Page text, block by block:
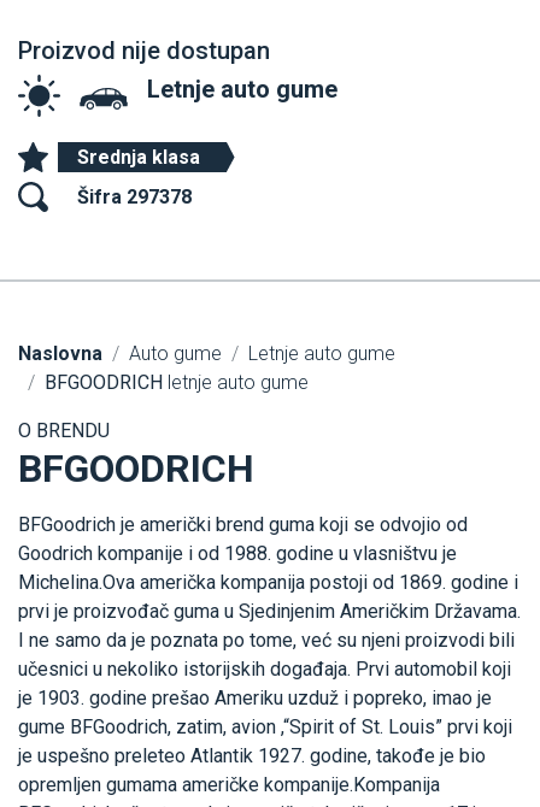
Proizvod nije dostupan
Letnje auto gume
Srednja klasa
Šifra 297378
Naslovna Auto gume
Letnje auto gume
BFGOODRICH letnje auto gume
O BRENDU
BFGOODRICH
BFGoodrich je američki brend guma koji se odvojio od
Goodrich kompanije i od 1988. godine u vlasništvu je
Michelina.Ova američka kompanija postoji od 1869. godine i
prvi je proizvođač guma u Sjedinjenim Američkim Državama.
I ne samo da je poznata po tome, već su njeni proizvodi bili
učesnici u nekoliko istorijskih događaja. Prvi automobil koji
je 1903. godine prešao Ameriku uzduž i popreko, imao je
gume BFGoodrich, zatim, avion ,“Spirit of St. Louis” prvi koji
je uspešno preleteo Atlantik 1927. godine, takođe je bio
opremljen gumama američke kompanije.Kompanija